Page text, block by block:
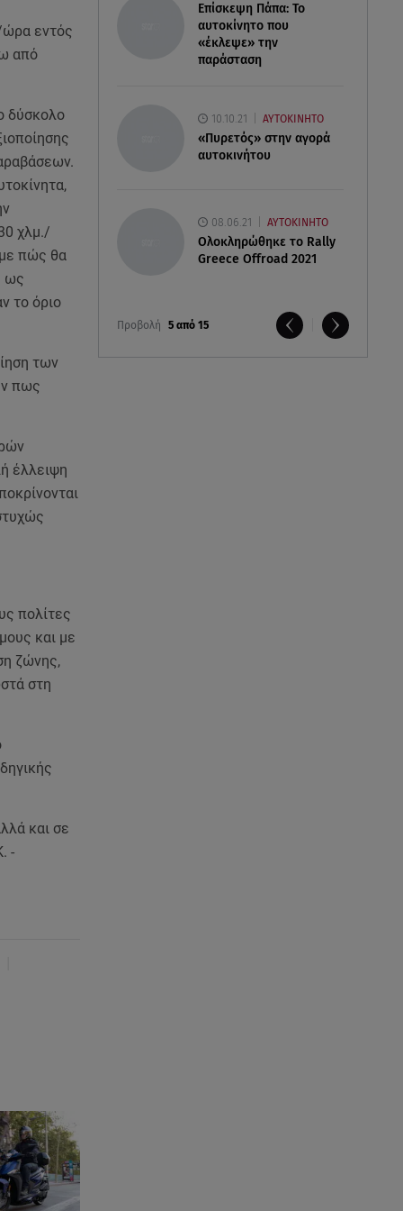
Επίσκεψη Πάπα: Το
αυτοκίνητο που
«έκλεψε» την
παράσταση
10.10.21 ΑΥΤΟΚΙΝΗΤΟ
«Πυρετός» στην αγορά
αυτοκινήτου
08.06.21 ΑΥΤΟΚΙΝΗΤΟ
Ολοκληρώθηκε το Rally
Greece Offroad 2021
Προβολή 5 από 15
ώρα εντός
από
δύσκολο
χλμ./
πώς θα
ως
το όριο
των
πως
έλλειψη
πολίτες
και με
ζώνης,
στη
και σε
-